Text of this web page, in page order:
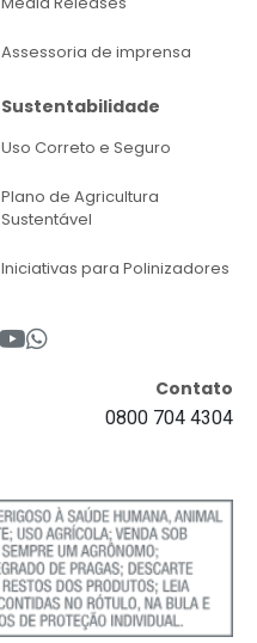
Assessoria de imprensa
Sustentabilidade
Uso Correto e Seguro
Plano de Agricultura
Sustentável
Iniciativas para Polinizadores
Contato
0800 704 4304